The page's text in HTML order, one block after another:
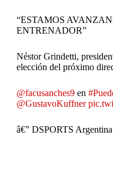
“ESTAMOS
ENTRENADOR”
Néstor Grindetti,
elección del próximo
@facusanches9en
@GustavoKuffner
â€” DSPORTS